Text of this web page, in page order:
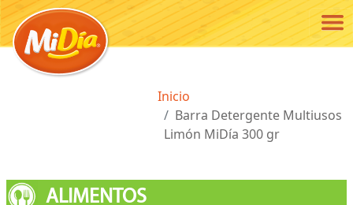
Pasar al contenido principal
Ruta de navegación
Inicio
Barra Detergente Multiusos
Limón MiDía 300 gr
ALIMENTOS